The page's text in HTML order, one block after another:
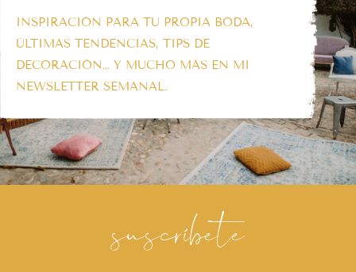
INSPIRACIÓN PARA TU PROPIA BODA,
ÚLTIMAS TENDENCIAS, TIPS DE
DECORACIÓN… Y MUCHO MÁS EN MI
NEWSLETTER SEMANAL.
suscríbete